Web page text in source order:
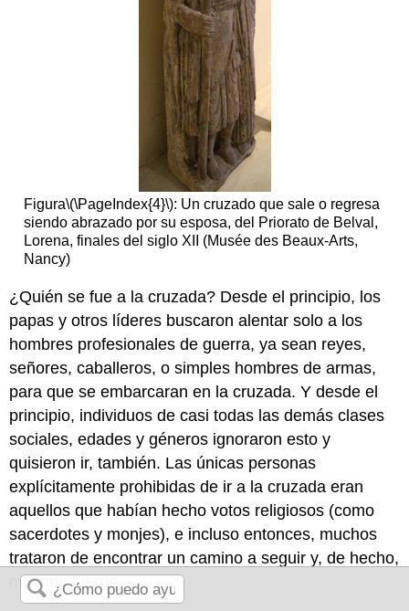
Figura\(\PageIndex{4}\): Un cruzado que sale o regresa
siendo abrazado por su esposa, del Priorato de Belval,
Lorena, finales del siglo XII (Musée des Beaux-Arts,
Nancy)
¿Quién se fue a la cruzada? Desde el principio, los
papas y otros líderes buscaron alentar solo a los
hombres profesionales de guerra, ya sean reyes,
señores, caballeros, o simples hombres de armas,
para que se embarcaran en la cruzada. Y desde el
principio, individuos de casi todas las demás clases
sociales, edades y géneros ignoraron esto y
quisieron ir, también. Las únicas personas
explícitamente prohibidas de ir a la cruzada eran
aquellos que habían hecho votos religiosos (como
sacerdotes y monjes), e incluso entonces, muchos
trataron de encontrar un camino a seguir y, de hecho,
muchos fueron.